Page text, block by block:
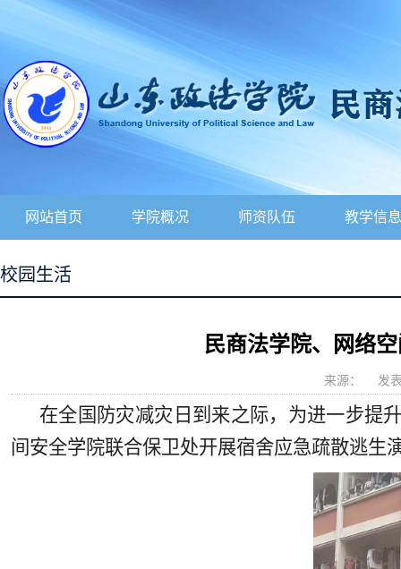
网站首页 学院概况 师资队伍 教学信息
校园生活
民商法学院、网络
来源： 发
在全国防灾减灾日到来之际，为进一步提
间安全学院联合保卫处开展宿舍应急疏散逃生